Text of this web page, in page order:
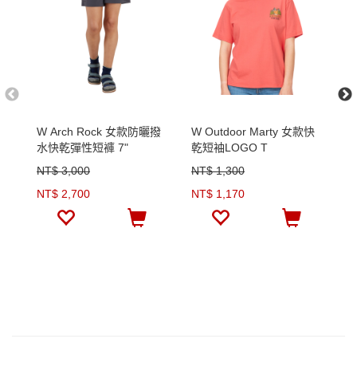
W Arch Rock 女款防曬撥
水快乾彈性短褲 7"
NT$ 3,000
NT$ 2,700
W Outdoor Marty 女款快
乾短袖LOGO T
NT$ 1,300
NT$ 1,170